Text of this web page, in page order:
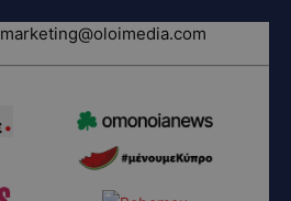
marketing@oloimedia.com